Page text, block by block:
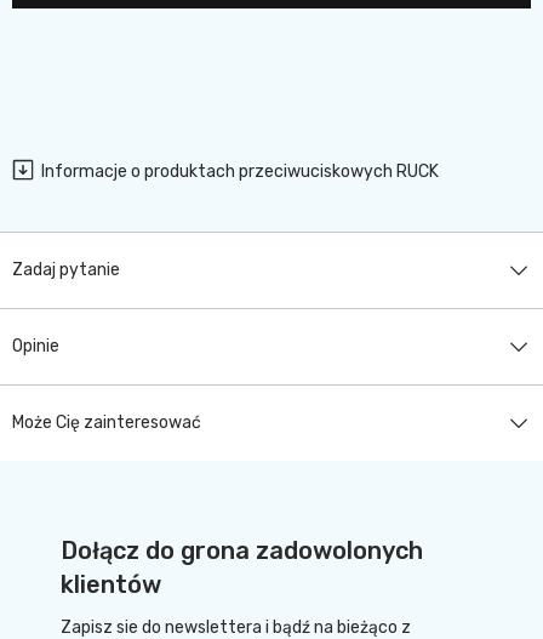
Informacje o produktach przeciwuciskowych RUCK
Zadaj pytanie
Opinie
Może Cię zainteresować
Dołącz do grona zadowolonych
klientów
Zapisz sie do newslettera i bądź na bieżąco z